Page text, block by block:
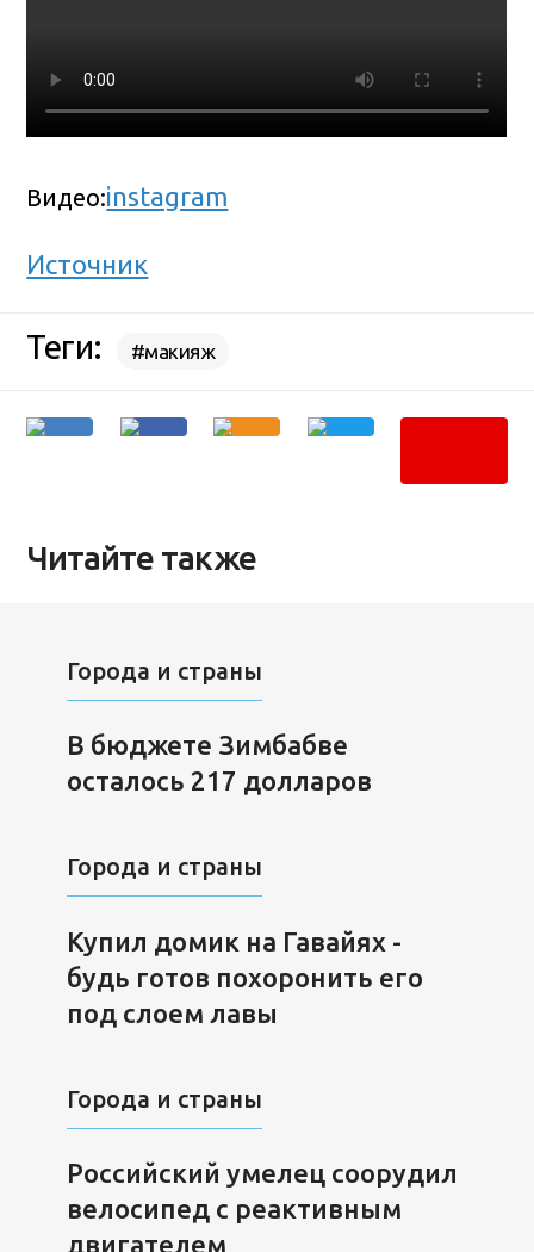
Видео:instagram
Источник
Теги: #макияж
Читайте также
Города и страны
В бюджете Зимбабве
осталось 217 долларов
Города и страны
Купил домик на Гавайях -
будь готов похоронить его
под слоем лавы
Города и страны
Российский умелец соорудил
велосипед с реактивным
двигателем